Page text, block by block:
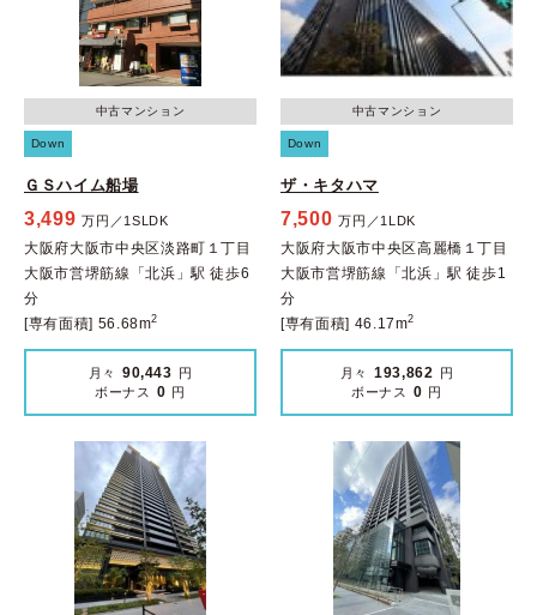
中古マンション
Down
ＧＳハイム船場
3,499 万円／1SLDK
大阪府大阪市中央区淡路町１丁目
大阪市営堺筋線「北浜」駅 徒歩6
分
[専有面積] 56.68m2
月々 90,443 円
ボーナス
0 円
中古マンション
Down
ザ・キタハマ
7,500 万円／1LDK
大阪府大阪市中央区高麗橋１丁目
大阪市営堺筋線「北浜」駅 徒歩1
分
[専有面積] 46.17m2
月々 193,862 円
ボーナス
0 円